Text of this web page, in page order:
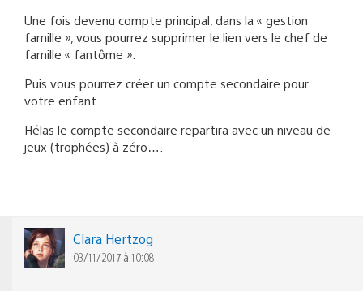
Une fois devenu compte principal, dans la « gestion
famille », vous pourrez supprimer le lien vers le chef de
famille « fantôme ».
Puis vous pourrez créer un compte secondaire pour
votre enfant.
Hélas le compte secondaire repartira avec un niveau de
jeux (trophées) à zéro….
Clara Hertzog
03/11/2017 à 10:08